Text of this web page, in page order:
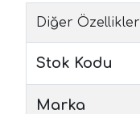
Diğer Özellikler
Stok Kodu
Marka